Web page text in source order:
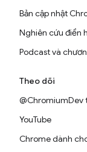
Bản cập nhật
Nghiên cứu điển
Podcast và
Theo dõi
@ChromiumDev
YouTube
Chrome dành